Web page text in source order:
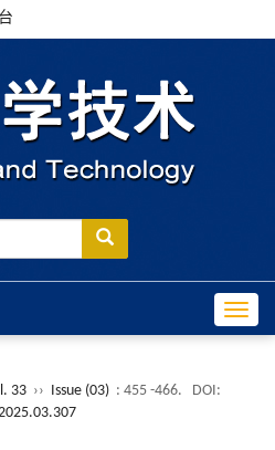
33 ›› Issue (03) : 455 -466.
DOI: